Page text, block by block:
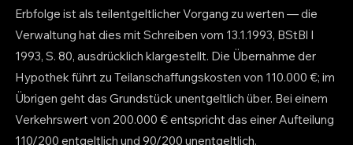
Erbfolge ist als teilentgeltlicher Vorgang zu werten — die
Verwaltung hat dies mit Schreiben vom 13.1.1993, BStBl I
1993, S. 80, ausdrücklich klargestellt. Die Übernahme der
Hypothek führt zu Teilanschaffungskosten von 110.000 €; im
Übrigen geht das Grundstück unentgeltlich über. Bei einem
Verkehrswert von 200.000 € entspricht das einer Aufteilung
110/200 entgeltlich und 90/200 unentgeltlich.